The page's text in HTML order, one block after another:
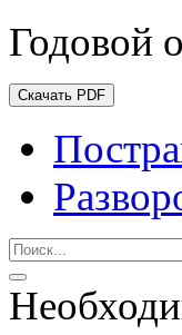
Годовой
Скачать PDF